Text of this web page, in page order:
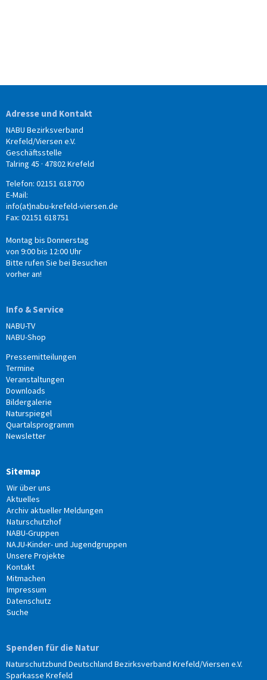
Adresse und Kontakt
NABU Bezirksverband
Krefeld/Viersen e.V.
Geschäftsstelle
Talring 45 · 47802 Krefeld
Telefon: 02151 618700
E-Mail:
info(at)nabu-krefeld-viersen.de
Fax: 02151 618751
Montag bis Donnerstag
von 9:00 bis 12:00 Uhr
Bitte rufen Sie bei Besuchen
vorher an!
Info & Service
NABU-TV
NABU-Shop
Pressemitteilungen
Termine
Veranstaltungen
Downloads
Bildergalerie
Naturspiegel
Quartalsprogramm
Newsletter
Sitemap
Wir über uns
Aktuelles
Archiv aktueller Meldungen
Naturschutzhof
NABU-Gruppen
NAJU-Kinder- und Jugendgruppen
Unsere Projekte
Kontakt
Mitmachen
Impressum
Datenschutz
Suche
Spenden für die Natur
Naturschutzbund Deutschland Bezirksverband Krefeld/Viersen e.V.
Sparkasse Krefeld